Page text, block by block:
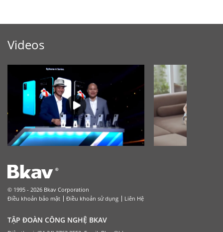
Videos
© 1995 - 2026 Bkav Corporation
Điều khoản bảo mật
Điều khoản sử dụng Liên Hệ
TẬP ĐOÀN CÔNG NGHỆ BKAV